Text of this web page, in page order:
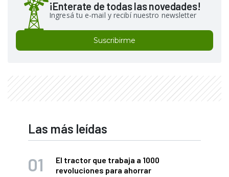
¡Enterate de todas las novedades!
Ingresá tu e-mail y recibí nuestro newsletter
Suscribirme
Las más leídas
El tractor que trabaja a 1000
revoluciones para ahorrar